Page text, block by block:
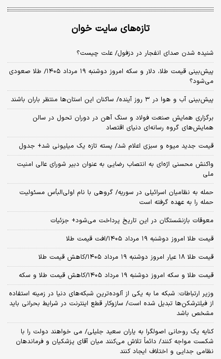
تازه‌های سایت خوان
شنیده شدن صدای انفجار در دزفول/ علت چیست؟
پیش‌بینی قیمت طلا، دلار و سکه امروز دوشنبه ۱۹ مرداد ۱۴۰۵/ طلا صعودی
می‌شود؟
پیش‌بینی آب و هوا در ۳ روز آینده/ ساکنان این استان‌ها منتظر باران باشند
برگزاری همایش صنعت فولاد و سنگ آهن در دوران تحول در سالن
همایش‌های گروه رسانه‌ای دنیای اقتصاد
قیمت جدید میوه و سبزی اعلام شد/ پسته تازه یک میلیونی شد+ جدول
واکنش محسنی اژه‌ای به انتصاب رضایی به عنوان دبیر شورای عالی امنیت
ملی
حمله به نظامیان اسرائیلی در سوریه/ گروهی با نام اولی‌البأس مسئولیت
حمله را به عهده گرفته است
معوقات بازنشستگان در این تاریخ پرداخت می‌شود+ جزئیات
قیمت طلا امروز دوشنبه ۱۹ مرداد ۱۴۰۵/افت قیمت طلا
قیمت طلا ۱۸ عیار امروز دوشنبه ۱۹ مرداد ۱۴۰۵/کاهش قیمت طلا
قیمت طلا و سکه امروز دوشنبه ۱۹ مرداد ۱۴۰۵/کاهش قیمت طلا و سکه
وزیر ارتباطات: شبکه ما به یکی از آلوده‌ترین شبکه‌های دنیا در زمینه استفاده
از فیلترشکن‌ها تبدیل شده است/ سازوکار قطع اینترنت در شرایط بحرانی باید
مشخص باشد
کنایه یک روحانی اصولگرا به یاران سعید جلیلی/ می خواهند دولت را با
شکست مواجه کنند/ دائماً تلاش می‌کنند میان آقای پزشکیان و فرماندهان
نظامی جدایی و اختلاف ایجاد کنند